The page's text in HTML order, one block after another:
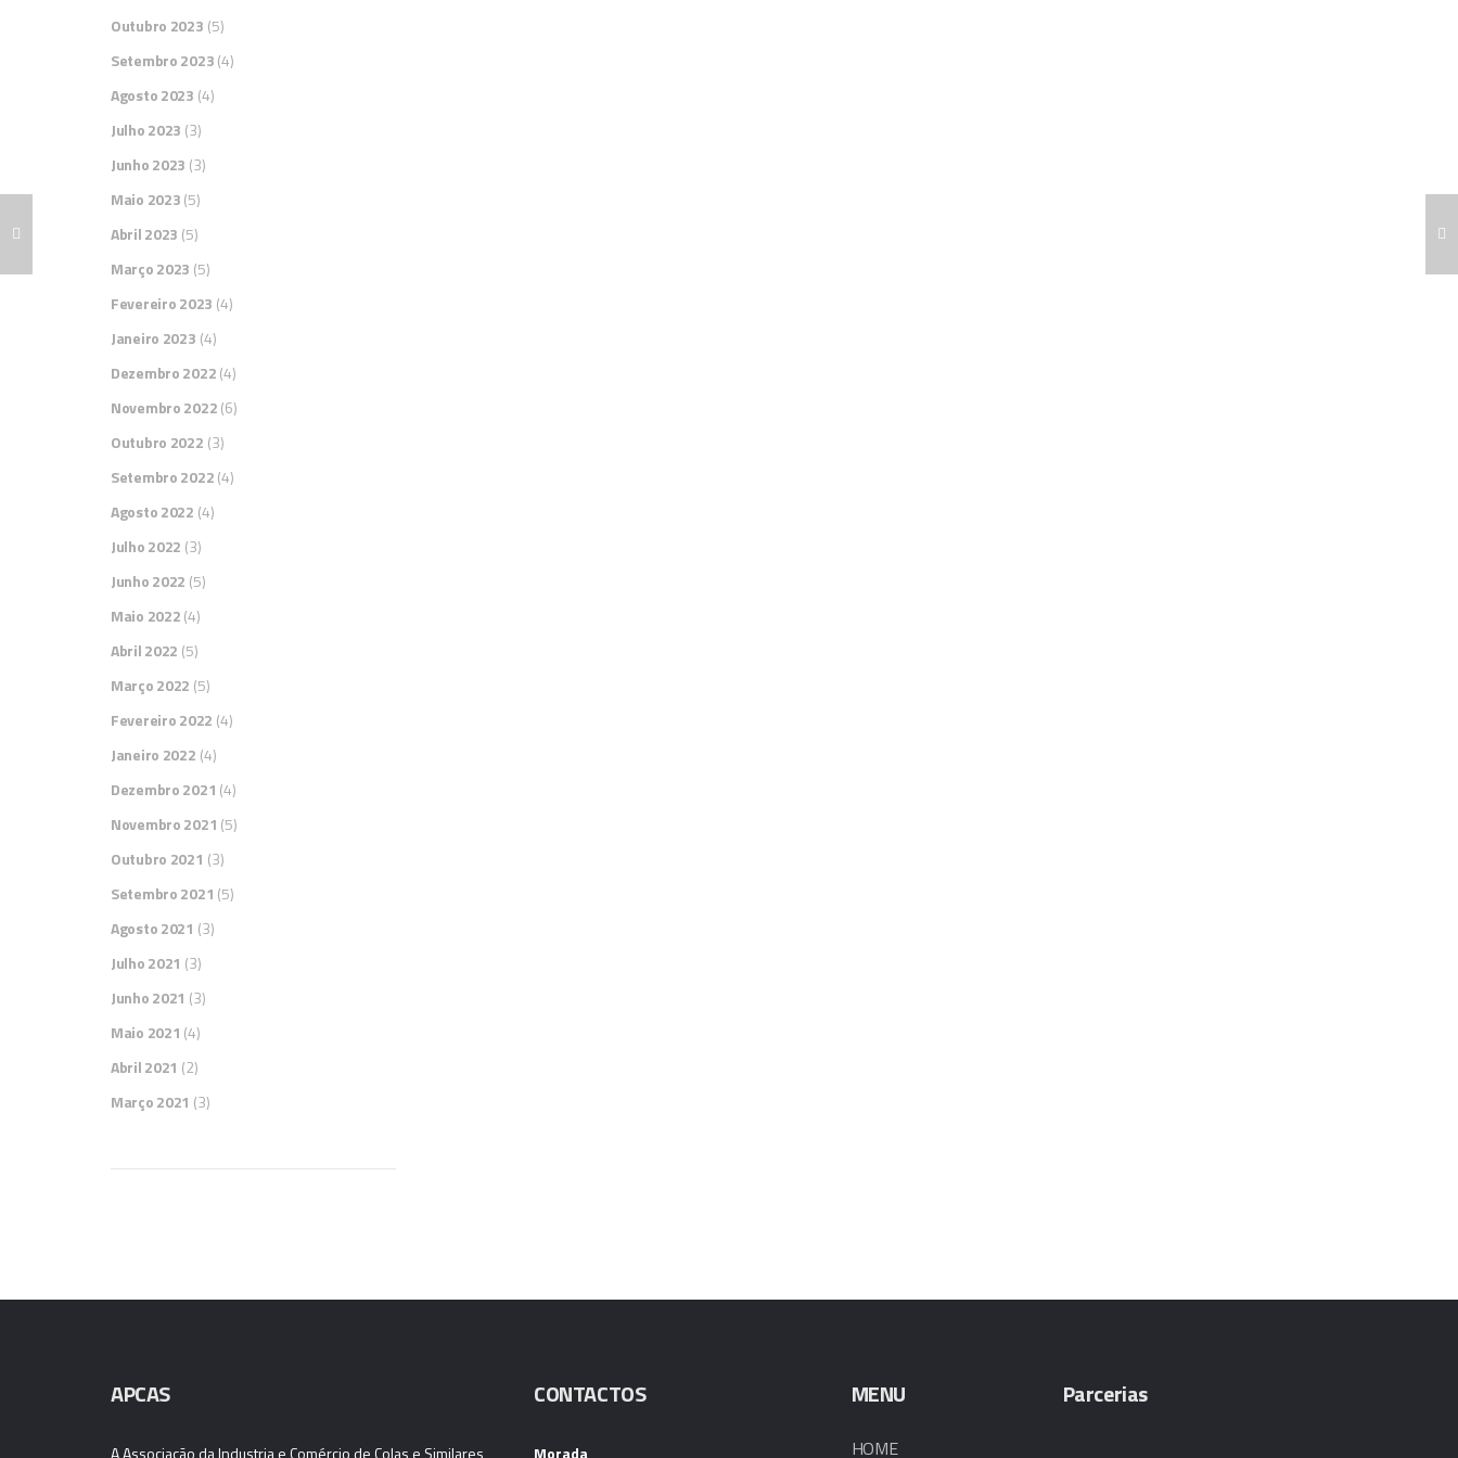
Outubro 2023 (5)
Setembro 2023(4)
Agosto 2023 (4)
Julho 2023 (3)
Junho 2023 (3)
Maio 2023(5)
Abril 2023 (5)
Março 2023 (5)
Fevereiro 2023 (4)
Janeiro 2023 (4)
Dezembro 2022(4)
Novembro 2022(6)
Outubro 2022 (3)
Setembro 2022(4)
Agosto 2022 (4)
Julho 2022 (3)
Junho 2022 (5)
Maio 2022(4)
Abril 2022 (5)
Março 2022 (5)
Fevereiro 2022 (4)
Janeiro 2022 (4)
Dezembro 2021 (4)
Novembro 2021 (5)
Outubro 2021 (3)
Setembro 2021 (5)
Agosto 2021 (3)
Julho 2021 (3)
Junho 2021 (3)
Maio 2021 (4)
Abril 2021 (2)
Março 2021 (3)
APCAS
A Associação da Industria e Comércio de Colas e Similares
CONTACTOS
Morada
MENU
HOME
Parcerias